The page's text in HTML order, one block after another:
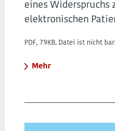
eines Widerspruchs
elektronischen
PDF, 79KB, Datei ist nicht
Mehr